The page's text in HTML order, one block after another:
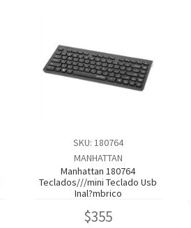
SKU: 180764
MANHATTAN
Manhattan 180764
Teclados///mini Teclado Usb
Inal?mbrico
$355